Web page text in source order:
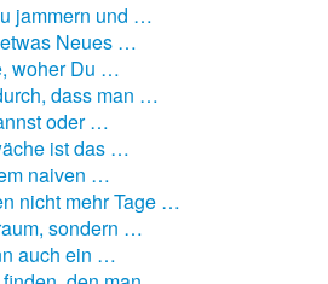
jammern und …
Neues …
woher Du …
dass man …
oder …
ist das …
naiven …
nicht mehr Tage …
sondern …
auch ein …